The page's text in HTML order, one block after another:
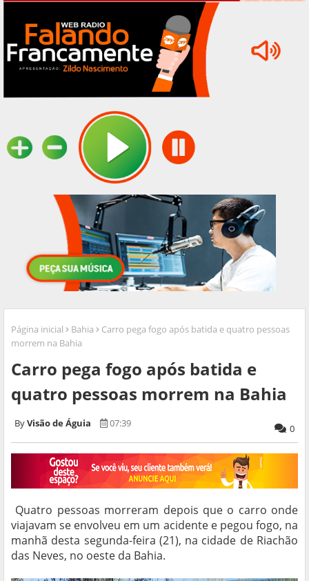
Página inicial Bahia
Carro pega fogo após batida e quatro pessoas
morrem na Bahia
Carro pega fogo após batida e
quatro pessoas morrem na Bahia
Visão de Águia 07:39 0
Quatro pessoas morreram depois que o carro onde
viajavam se envolveu em um acidente e pegou fogo, na
manhã desta segunda-feira (21), na cidade de Riachão
das Neves, no oeste da Bahia.